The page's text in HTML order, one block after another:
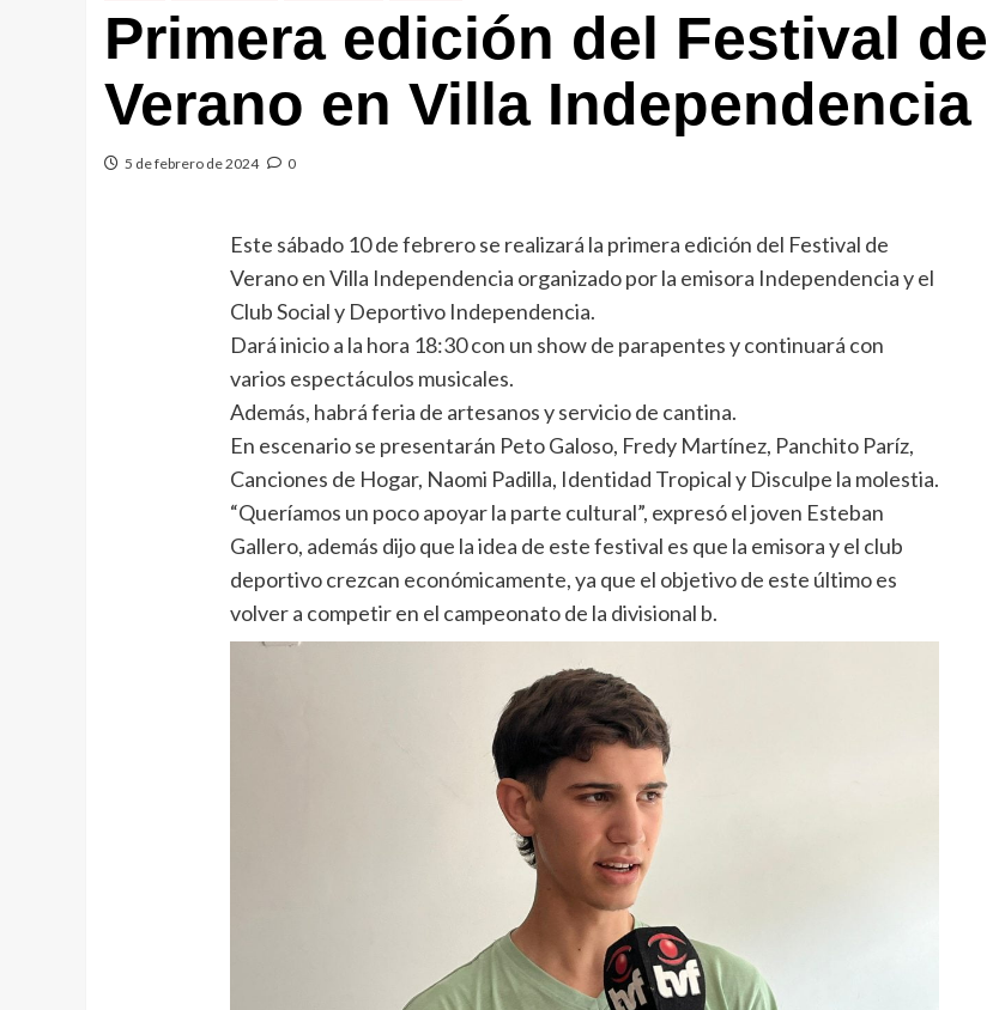
Primera edición del Festival de
Verano en Villa Independencia
5 de febrero de 2024 0
Este sábado 10 de febrero se realizará la primera edición del Festival de
Verano en Villa Independencia organizado por la emisora Independencia y el
Club Social y Deportivo Independencia.
Dará inicio a la hora 18:30 con un show de parapentes y continuará con
varios espectáculos musicales.
Además, habrá feria de artesanos y servicio de cantina.
En escenario se presentarán Peto Galoso, Fredy Martínez, Panchito Paríz,
Canciones de Hogar, Naomi Padilla, Identidad Tropical y Disculpe la molestia.
“Queríamos un poco apoyar la parte cultural”, expresó el joven Esteban
Gallero, además dijo que la idea de este festival es que la emisora y el club
deportivo crezcan económicamente, ya que el objetivo de este último es
volver a competir en el campeonato de la divisional b.